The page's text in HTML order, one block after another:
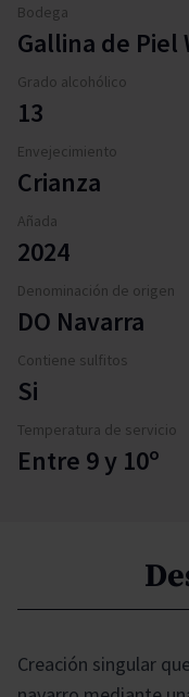
Bodega
Gallina de Piel
Grado alcohólico
13
Envejecimiento
Crianza
Añada
2024
Denominación de origen
DO Navarra
Contiene sulfitos
Si
Temperatura de servicio
Entre 9 y 10º
Creación singular